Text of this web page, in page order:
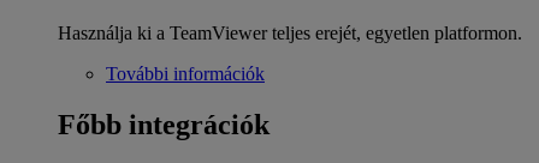
Használja ki a TeamViewer teljes erejét, egyetlen platformon.
További információk
Főbb integrációk